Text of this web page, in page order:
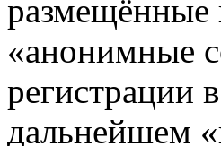
размещённые
«анонимные
регистрации
дальнейшем